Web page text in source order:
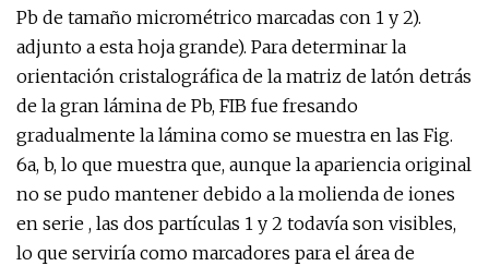
Pb de tamaño micrométrico marcadas con 1 y 2).
adjunto a esta hoja grande). Para determinar la
orientación cristalográfica de la matriz de latón detrás
de la gran lámina de Pb, FIB fue fresando
gradualmente la lámina como se muestra en las Fig.
6a, b, lo que muestra que, aunque la apariencia original
no se pudo mantener debido a la molienda de iones
en serie , las dos partículas 1 y 2 todavía son visibles,
lo que serviría como marcadores para el área de